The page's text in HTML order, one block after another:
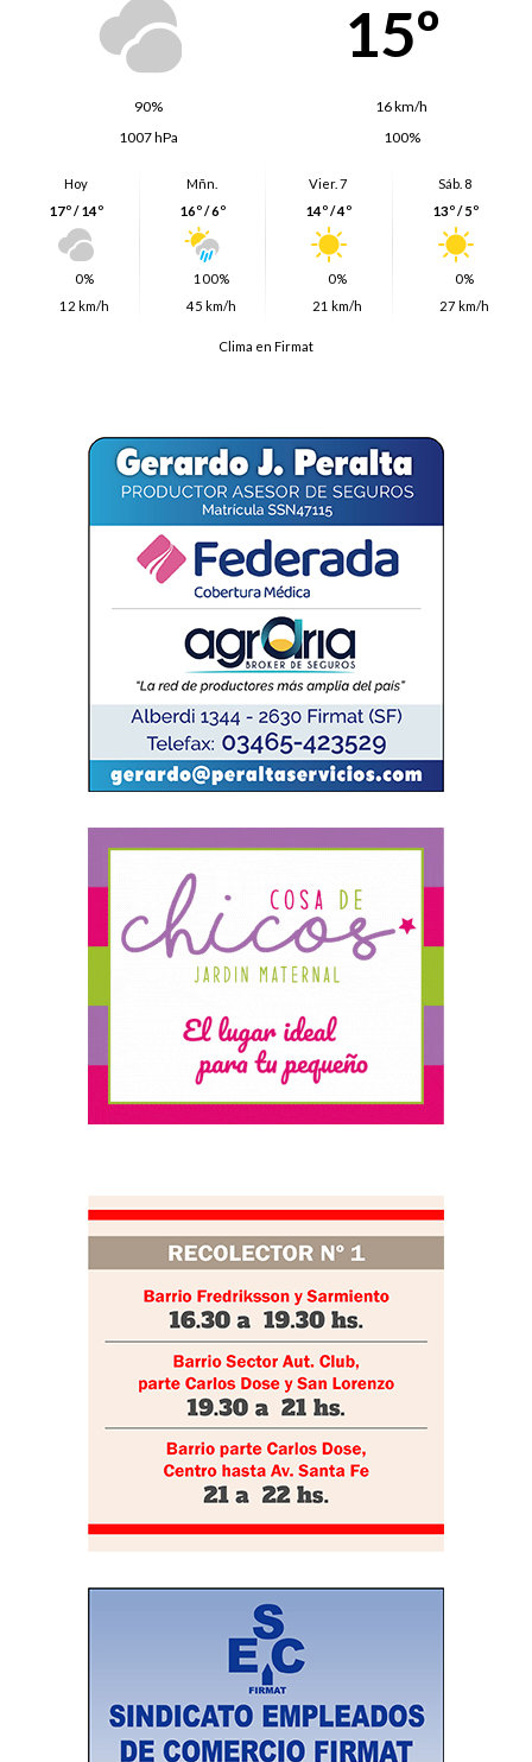
15º
90%
16 km/h
1007 hPa
100%
Hoy
17º / 14º
0%
12 km/h
Mñn.
16º / 6º
100%
45 km/h
Vier. 7
14º / 4º
0%
21 km/h
Sáb. 8
13º / 5º
0%
27 km/h
Clima en Firmat